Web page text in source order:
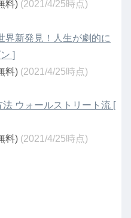
料) (2021/4/25時点)
界新発見！人生が劇的に
]
料) (2021/4/25時点)
ウォールストリート流 [
料) (2021/4/25時点)